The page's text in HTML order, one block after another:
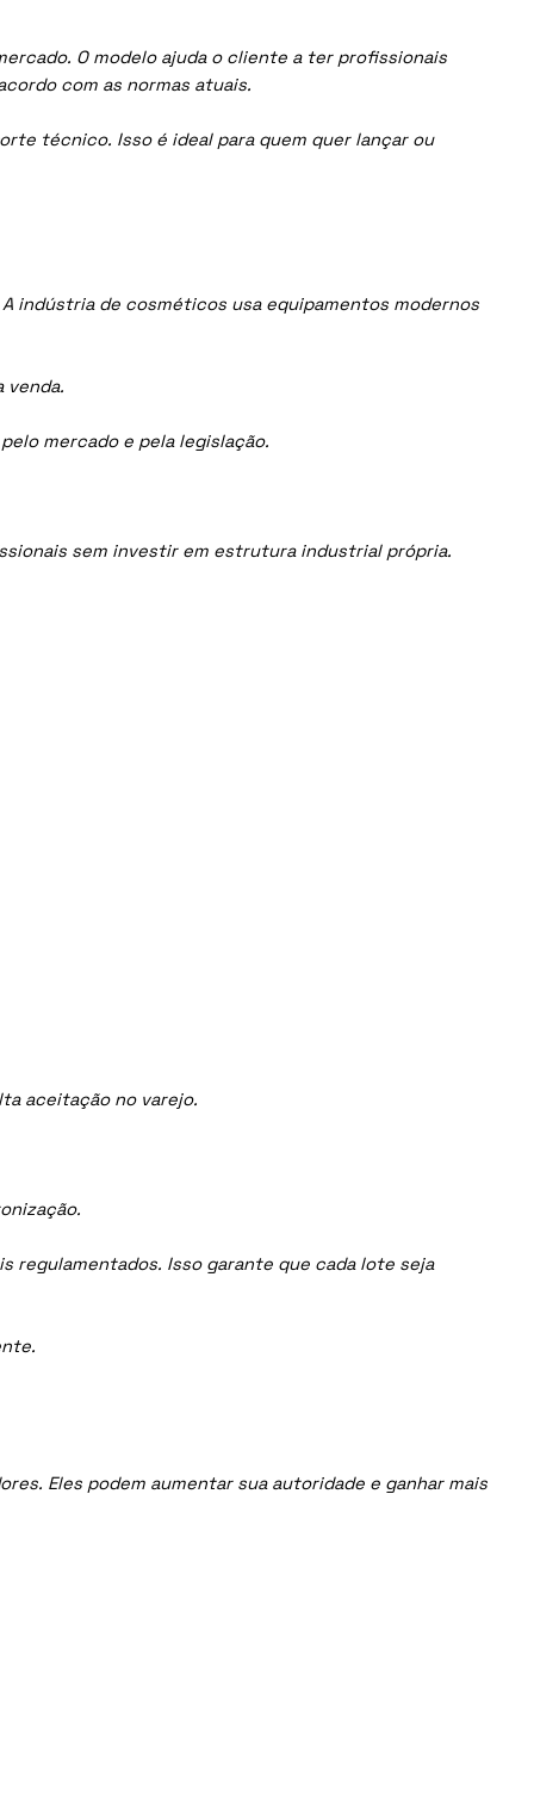
O modelo ajuda o cliente a ter profissionais
com as normas atuais.
técnico. Isso é ideal para quem quer lançar ou
indústria de cosméticos usa equipamentos modernos
venda.
mercado e pela legislação.
sem investir em estrutura industrial própria.
aceitação no varejo.
Isso garante que cada lote seja
Eles podem aumentar sua autoridade e ganhar mais